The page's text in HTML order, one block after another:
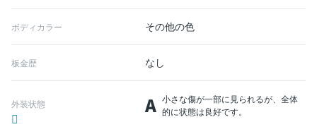
ボディカラー その他の色
板金歴 なし
外装状態 A 小さな傷が一部に見られるが、全体
的に状態は良好です。